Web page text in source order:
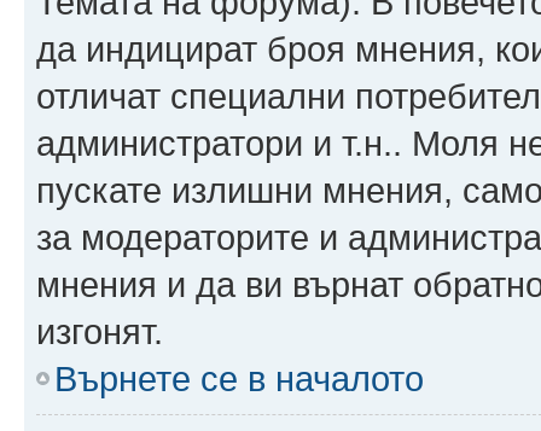
да индицират броя мнения,
отличат специални
администратори и т.н.. Моля
пускате излишни мнения,
за модераторите и
мнения и да ви върнат
изгонят.
Върнете се в началото